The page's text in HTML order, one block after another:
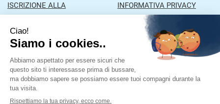
ISCRIZIONE ALLA
CONTATTI
INFORMATIVA PRIVACY
CONDIZIONI DI VENDITA
Farmacia Mazzola- Via Orzinuovi, 26/A 25030 Lograto
(BS)
|Tel.: 030978453